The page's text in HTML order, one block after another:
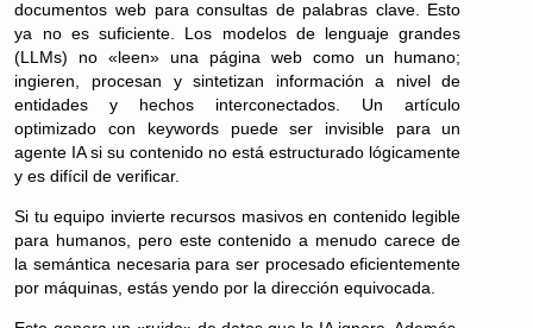
documentos web para consultas de palabras clave. Esto
ya no es suficiente. Los modelos de lenguaje grandes
(LLMs) no «leen» una página web como un humano;
ingieren, procesan y sintetizan información a nivel de
entidades y hechos interconectados. Un artículo
optimizado con keywords puede ser invisible para un
agente IA si su contenido no está estructurado lógicamente
y es difícil de verificar.
Si tu equipo invierte recursos masivos en contenido legible
para humanos, pero este contenido a menudo carece de
la semántica necesaria para ser procesado eficientemente
por máquinas, estás yendo por la dirección equivocada.